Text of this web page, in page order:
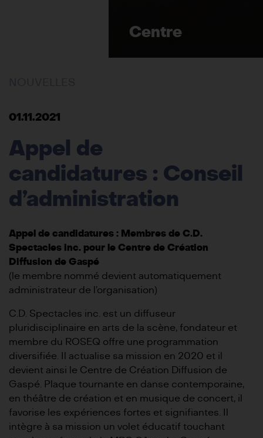
Centre
01.11.2021
Appel de
candidatures : Conseil
d’administration
Appel de candidatures : Membres de C.D.
Spectacles inc. pour le Centre de Création
Diffusion de Gaspé
(le membre nommé devient automatiquement
administrateur de l’organisation)
C.D. Spectacles inc. est un diffuseur
pluridisciplinaire en arts de la scène, fondateur et
membre du ROSEQ offre une programmation
diversifiée. Il actualise sa mission en 2020 et il
devient ainsi le Centre de Création Diffusion de
Gaspé. Plaque tournante en danse contemporaine,
en théâtre de création et en musique de concert, il
favorise les expériences fortes et signifiantes. Il
intègre à sa mission un volet éducatif touchant